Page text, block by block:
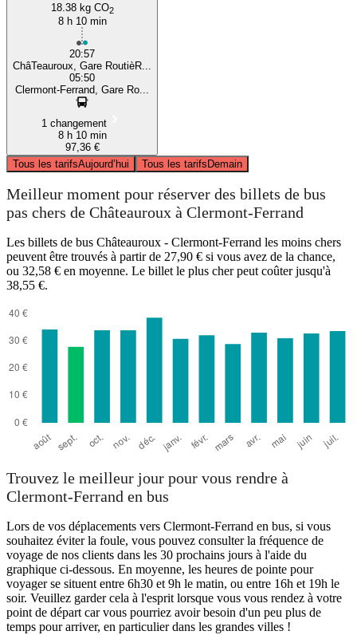
18.38 kg CO2
8 h 10 min
20:57
ChâTeauroux, Gare RoutièR...
05:50
Clermont-Ferrand, Gare Ro...
1 changement
8 h 10 min
97,36 €
Tous les tarifsAujourd’hui Tous les tarifsDemain
Meilleur moment pour réserver des billets de bus
pas chers de Châteauroux à Clermont-Ferrand
Les billets de bus Châteauroux - Clermont-Ferrand les moins chers
peuvent être trouvés à partir de 27,90 € si vous avez de la chance,
ou 32,58 € en moyenne. Le billet le plus cher peut coûter jusqu'à
38,55 €.
Trouvez le meilleur jour pour vous rendre à
Clermont-Ferrand en bus
Lors de vos déplacements vers Clermont-Ferrand en bus, si vous
souhaitez éviter la foule, vous pouvez consulter la fréquence de
voyage de nos clients dans les 30 prochains jours à l'aide du
graphique ci-dessous. En moyenne, les heures de pointe pour
voyager se situent entre 6h30 et 9h le matin, ou entre 16h et 19h le
soir. Veuillez garder cela à l'esprit lorsque vous vous rendez à votre
point de départ car vous pourriez avoir besoin d'un peu plus de
temps pour arriver, en particulier dans les grandes villes !